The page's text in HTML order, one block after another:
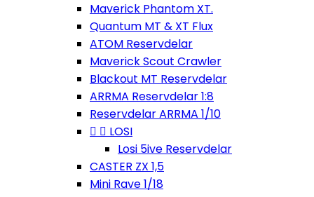
Maverick Phantom XT.
Quantum MT & XT Flux
ATOM Reservdelar
Maverick Scout Crawler
Blackout MT Reservdelar
ARRMA Reservdelar 1:8
Reservdelar ARRMA 1/10
  LOSI
Losi 5ive Reservdelar
CASTER ZX 1,5
Mini Rave 1/18